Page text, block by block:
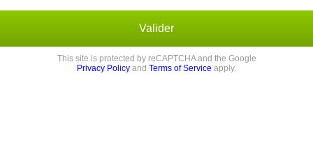
Valider
This site is protected by reCAPTCHA and the Google
Privacy Policy and Terms of Service apply.